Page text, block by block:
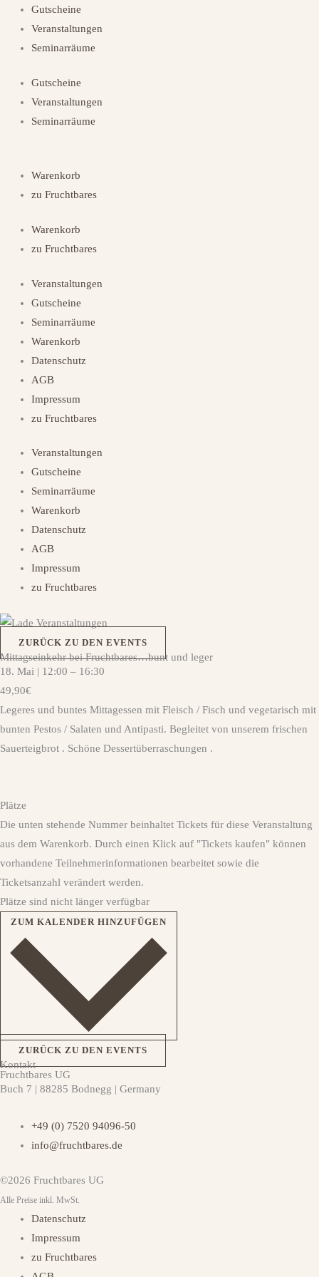
Inhalt
springen
Gutscheine
Veranstaltungen
Seminarräume
Gutscheine
Veranstaltungen
Seminarräume
Warenkorb
zu Fruchtbares
Warenkorb
zu Fruchtbares
Veranstaltungen
Gutscheine
Seminarräume
Warenkorb
Datenschutz
AGB
Impressum
zu Fruchtbares
Veranstaltungen
Gutscheine
Seminarräume
Warenkorb
Datenschutz
AGB
Impressum
zu Fruchtbares
ZURÜCK ZU DEN EVENTS
Mittagseinkehr bei Fruchtbares…bunt und leger
18. Mai | 12:00 – 16:30
49,90€
Legeres und buntes Mittagessen mit Fleisch / Fisch und vegetarisch mit
bunten Pestos / Salaten und Antipasti. Begleitet von unserem frischen
Sauerteigbrot . Schöne Dessertüberraschungen .
Plätze
Die unten stehende Nummer beinhaltet Tickets für diese Veranstaltung
aus dem Warenkorb. Durch einen Klick auf "Tickets kaufen" können
vorhandene Teilnehmerinformationen bearbeitet sowie die
Ticketsanzahl verändert werden.
Plätze sind nicht länger verfügbar
ZURÜCK ZU DEN EVENTS
Kontakt
Fruchtbares UG
Buch 7 | 88285 Bodnegg | Germany
+49 (0) 7520 94096-50
info@fruchtbares.de
©2026 Fruchtbares UG
Alle Preise inkl. MwSt.
Datenschutz
Impressum
zu Fruchtbares